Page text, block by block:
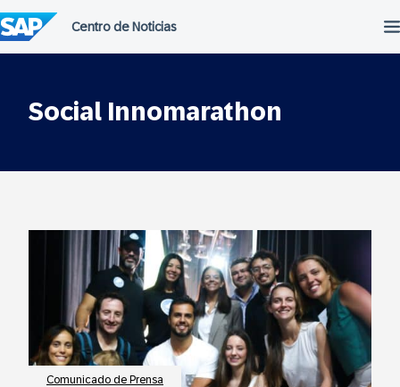
al
contenido
Social Innomarathon
Comunicado de Prensa